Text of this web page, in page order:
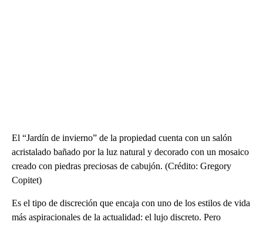
El “Jardín de invierno” de la propiedad cuenta con un salón
acristalado bañado por la luz natural y decorado con un mosaico
creado con piedras preciosas de cabujón. (Crédito: Gregory
Copitet)
Es el tipo de discreción que encaja con uno de los estilos de vida
más aspiracionales de la actualidad: el lujo discreto. Pero